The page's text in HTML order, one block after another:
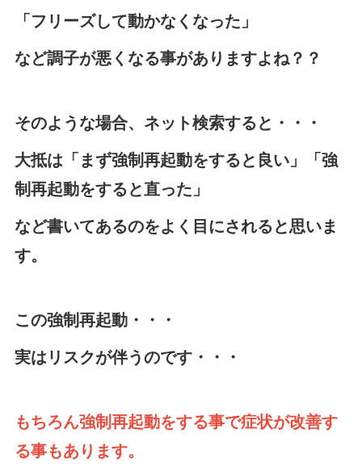
「フリーズして動かなくなった」
など調子が悪くなる事がありますよね？？
そのような場合、ネット検索すると・・・
大抵は「まず強制再起動をすると良い」「強
制再起動をすると直った」
など書いてあるのをよく目にされると思いま
す。
この強制再起動・・・
実はリスクが伴うのです・・・
もちろん強制再起動をする事で症状が改善す
る事もあります。